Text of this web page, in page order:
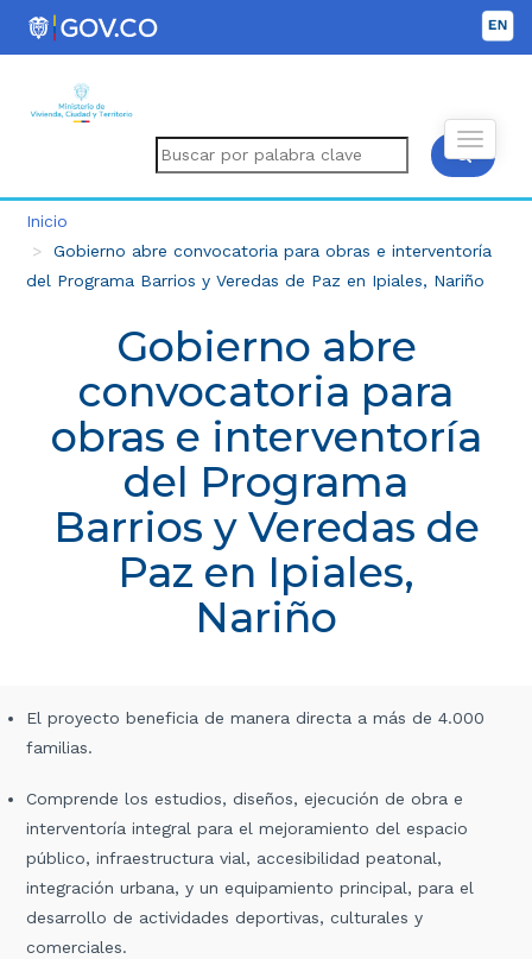
Inicio
Gobierno abre convocatoria para obras e interventoría
del Programa Barrios y Veredas de Paz en Ipiales, Nariño
Gobierno abre
convocatoria para
obras e interventoría
del Programa
Barrios y Veredas de
Paz en Ipiales,
Nariño
El proyecto beneficia de manera directa a más de 4.000
familias.
Comprende los estudios, diseños, ejecución de obra e
interventoría integral para el mejoramiento del espacio
público, infraestructura vial, accesibilidad peatonal,
integración urbana, y un equipamiento principal, para el
desarrollo de actividades deportivas, culturales y
comerciales.